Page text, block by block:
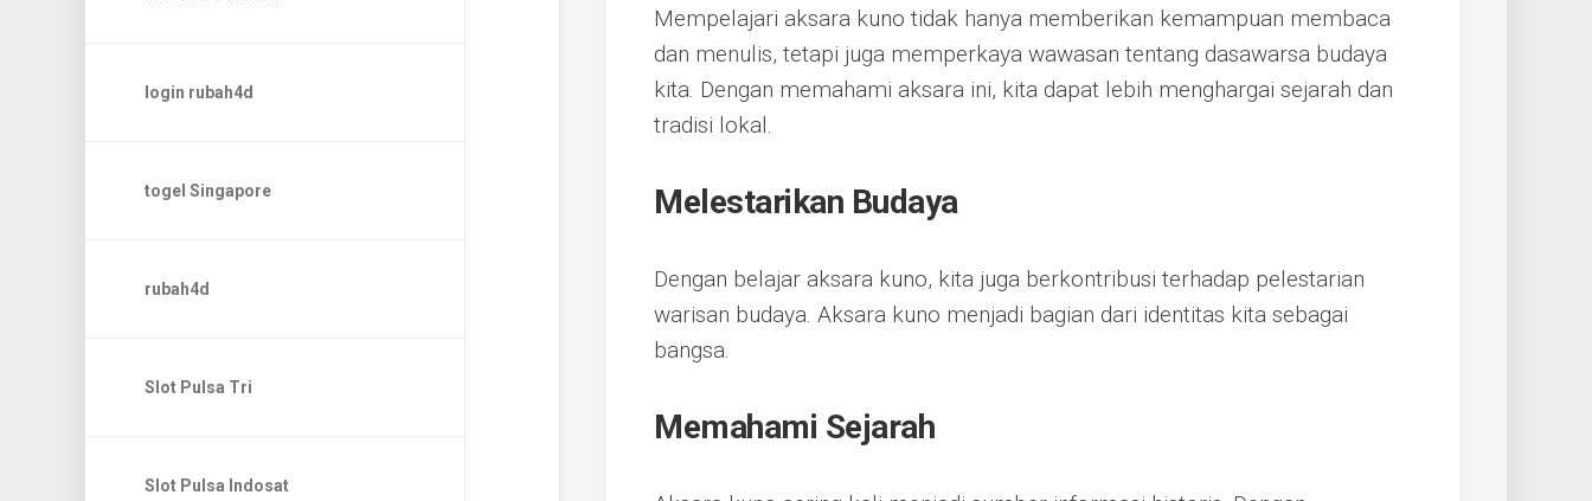
login rubah4d
togel Singapore
rubah4d
Slot Pulsa Tri
Slot Pulsa Indosat
Mempelajari aksara kuno tidak hanya memberikan kemampuan membaca
dan menulis, tetapi juga memperkaya wawasan tentang dasawarsa budaya
kita. Dengan memahami aksara ini, kita dapat lebih menghargai sejarah dan
tradisi lokal.
Melestarikan Budaya
Dengan belajar aksara kuno, kita juga berkontribusi terhadap pelestarian
warisan budaya. Aksara kuno menjadi bagian dari identitas kita sebagai
bangsa.
Memahami Sejarah